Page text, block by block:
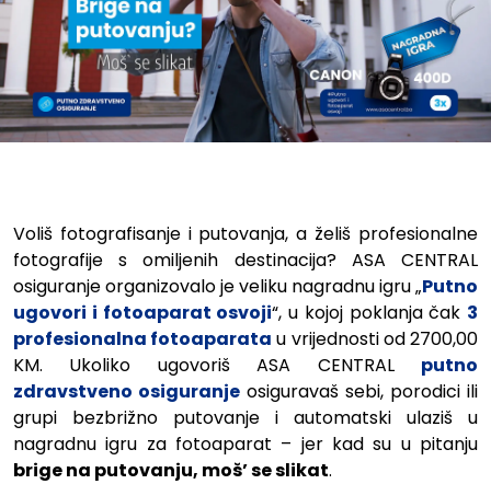
ASA CENTRAL nagradna
Voliš fotografisanje i putovanja, a želiš profesionalne
fotografije s omiljenih destinacija? ASA CENTRAL
osiguranjeorganizovalo je veliku nagradnu igru „Putno
ugovori i fotoaparat osvoji“, u kojoj poklanja čak 3
profesionalna fotoaparata u vrijednosti od 2700,00
KM. Ukoliko ugovoriš ASA CENTRAL putno
zdravstveno osiguranje osiguravaš sebi, porodici ili
grupi bezbrižno putovanje i automatski ulaziš u
nagradnu igru za fotoaparat – jer kad su u pitanju
brigena putovanju, moš’seslikat.